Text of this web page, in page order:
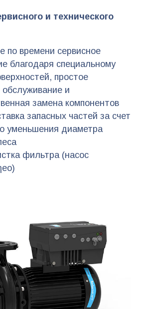
и технического
по времени сервисное
благодаря специальному
простое
обслуживание и
замена компонентов
запасных частей за счет
уменьшения диаметра
фильтра (насос